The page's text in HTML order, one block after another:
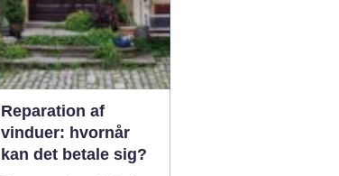
Reparation af
vinduer: hvornår
kan det betale sig?